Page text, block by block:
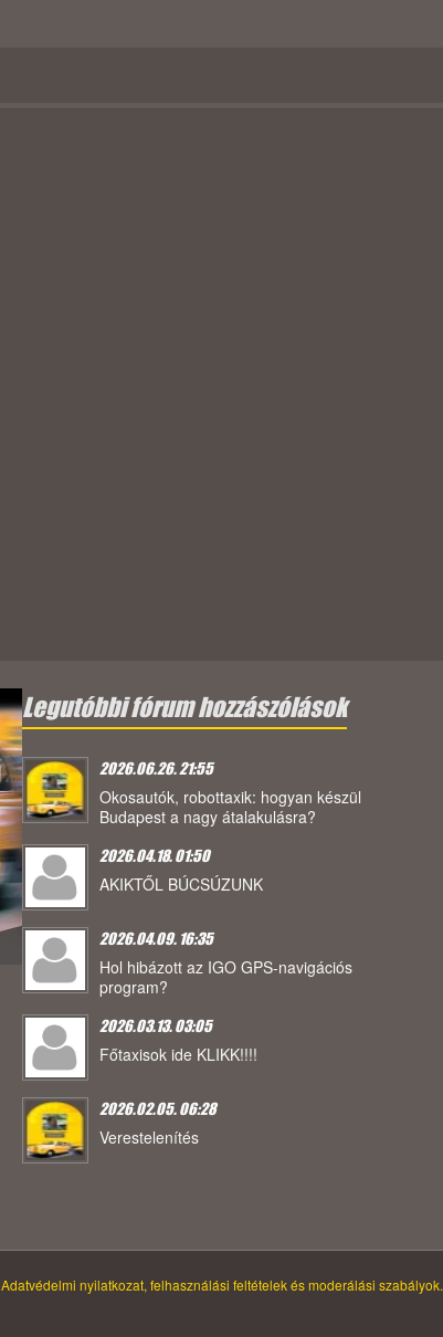
Legutóbbi fórum hozzászólások
2026.06.26. 21:55
Okosautók, robottaxik: hogyan készül
Budapest a nagy átalakulásra?
2026.04.18. 01:50
AKIKTŐL BÚCSÚZUNK
2026.04.09. 16:35
Hol hibázott az IGO GPS-navigációs
program?
2026.03.13. 03:05
Főtaxisok ide KLIKK!!!!
2026.02.05. 06:28
Verestelenítés
Adatvédelmi nyilatkozat, felhasználási feltételek és moderálási szabályok.